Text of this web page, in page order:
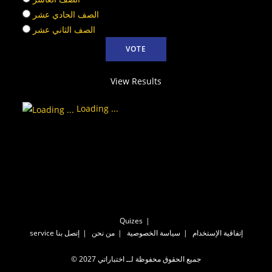
الصف الحادي عشر
الصف الثاني عشر
View Results
Loading ...
Quizes
service إتصل بنا من نحن سياسة الخصوصية إتفاقية الإستخدام
© جميع الحقوق محفوظة لــ اختباراتي 2027